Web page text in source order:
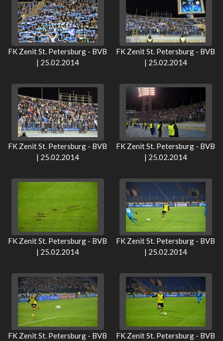
FK Zenit St. Petersburg - BVB
| 25.02.2014
FK Zenit St. Petersburg - BVB
| 25.02.2014
FK Zenit St. Petersburg - BVB
| 25.02.2014
FK Zenit St. Petersburg - BVB
| 25.02.2014
FK Zenit St. Petersburg - BVB
| 25.02.2014
FK Zenit St. Petersburg - BVB
| 25.02.2014
FK Zenit St. Petersburg - BVB
FK Zenit St. Petersburg - BVB